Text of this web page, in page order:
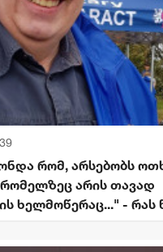
რომ, არსებობს
არის თავად
ხელმოწერაც..." - რას